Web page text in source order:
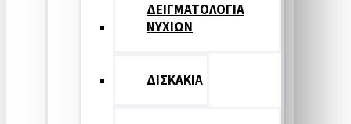
ΔΕΙΓΜΑΤΟΛΟΓΙΑ
ΝΥΧΙΩΝ
ΔΙΣΚΑΚΙΑ